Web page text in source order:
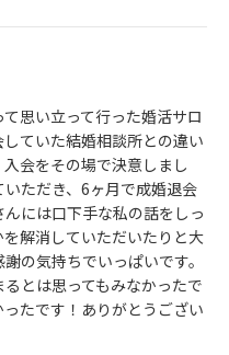
思い立って行った婚活サロ
ていた結婚相談所との違い
会をその場で決意しまし
ただき、6ヶ月で成婚退会
には口下手な私の話をしっ
解消していただいたりと大
の気持ちでいっぱいです。
とは思ってもみなかったで
たです！ありがとうござい